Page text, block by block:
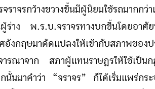
จราจรกว้างขวางขึ้นมีผู้นิยมใช้รถมากก
ร่าง พ.ร.บ.จราจรทางบกขึ้นโดยอาศั
อังกฤษมาดัดแปลงให้เข้ากับสภาพของป
ารณาจาก สภาผู้แทนราษฎรให้ใช้เป็นก
มาคำว่า “จราจร” ก็ได้เริ่มแพร่กระ